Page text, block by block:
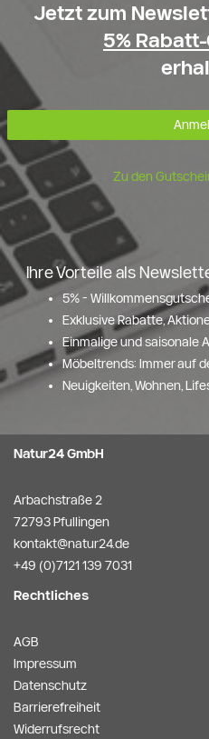
Jetzt zum
5%
Zu den
Ihre Vorteile als
5% -
Exklusive Rabatte,
Einmalige und saisonale
Möbeltrends: Immer auf
Neuigkeiten, Wohnen,
Natur24 GmbH
Arbachstraße 2
72793 Pfullingen
kontakt@natur24.de
+49 (0)7121 139 7031
Rechtliches
AGB
Impressum
Datenschutz
Barrierefreiheit
Widerrufsrecht